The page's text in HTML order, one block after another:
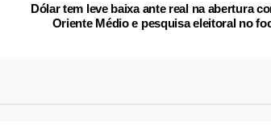
Dólar tem leve baixa ante real na abertura
Oriente Médio e pesquisa eleitoral no